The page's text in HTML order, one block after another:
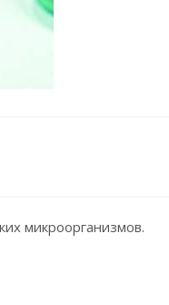
микроорганизмов.